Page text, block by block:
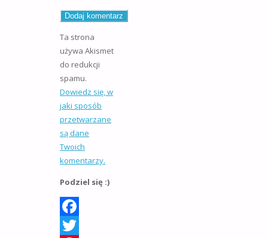
Ta strona
używa Akismet
do redukcji
spamu.
Dowiedz się, w
jaki sposób
przetwarzane
są dane
Twoich
komentarzy.
Podziel się :)
Facebook